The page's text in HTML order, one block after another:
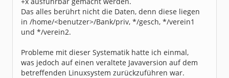
Das alles berührt nicht die Daten, denn diese liegen
in /home/<benutzer>/Bank/priv, */gesch, */verein1
und */verein2.
Probleme mit dieser Systematik hatte ich einmal,
was jedoch auf einen veraltete Javaversion auf dem
betreffenden Linuxsystem zurückzuführen war.